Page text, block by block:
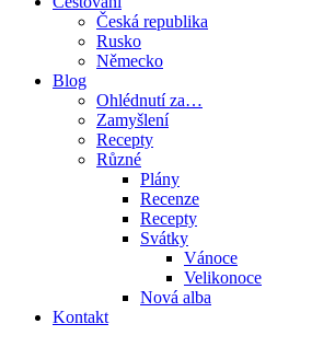
Česká republika
Rusko
Německo
Blog
Ohlédnutí za…
Zamyšlení
Recepty
Různé
Plány
Recenze
Recepty
Svátky
Vánoce
Velikonoce
Nová alba
Kontakt